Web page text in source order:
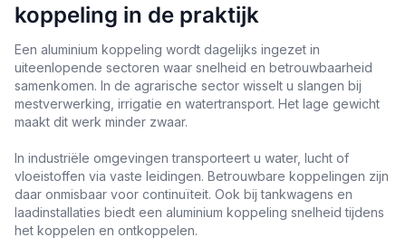
koppeling in de praktijk
Een aluminium koppeling wordt dagelijks ingezet in
uiteenlopende sectoren waar snelheid en betrouwbaarheid
samenkomen. In de agrarische sector wisselt u slangen bij
mestverwerking, irrigatie en watertransport. Het lage gewicht
maakt dit werk minder zwaar.
In industriële omgevingen transporteert u water, lucht of
vloeistoffen via vaste leidingen. Betrouwbare koppelingen zijn
daar onmisbaar voor continuïteit. Ook bij tankwagens en
laadinstallaties biedt een aluminium koppeling snelheid tijdens
het koppelen en ontkoppelen.